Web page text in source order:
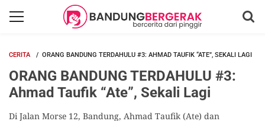
CERITA ORANG BANDUNG TERDAHULU #3: AHMAD TAUFIK “ATE”, SEKALI LAGI
ORANG BANDUNG TERDAHULU #3:
Ahmad Taufik “Ate”, Sekali Lagi
Di Jalan Morse 12, Bandung, Ahmad Taufik (Ate) dan